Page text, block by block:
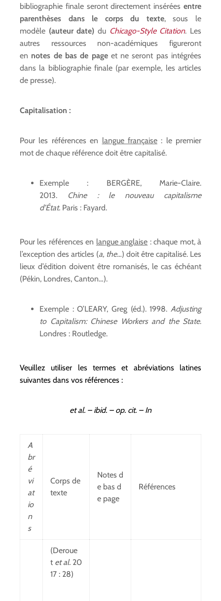
bibliographie finale seront directement insérées entre
parenthèses dans le corps du texte, sous le
modèle (auteur date) du Chicago-Style Citation. Les
autres ressources non-académiques figureront
en notes de bas de pageet ne seront pas intégrées
dans la bibliographie finale (par exemple, les articles
de presse).
Capitalisation :
Pour les références en langue française: le premier
mot de chaque référence doit être capitalisé.
Exemple : BERGÈRE, Marie-Claire.
2013.
Chine : le nouveau capitalisme
d’État. Paris : Fayard.
Pour les références en langue anglaise : chaque mot, à
l’exception des articles (a, the…) doit être capitalisé. Les
lieux d’édition doivent être romanisés, le cas échéant
(Pékin, Londres, Canton…).
Exemple : O’LEARY, Greg (éd.). 1998. Adjusting
to Capitalism: Chinese Workers and the State.
Londres : Routledge.
Veuillez utiliser les termes et abréviations latines
suivantes dans vos références :
et al. – ibid. – op. cit. – In
A
br
é
vi
at
io
n
s
Corps de
texte
Notes d
e bas d
e page
Références
(Deroue
t et al. 20
17 : 28)